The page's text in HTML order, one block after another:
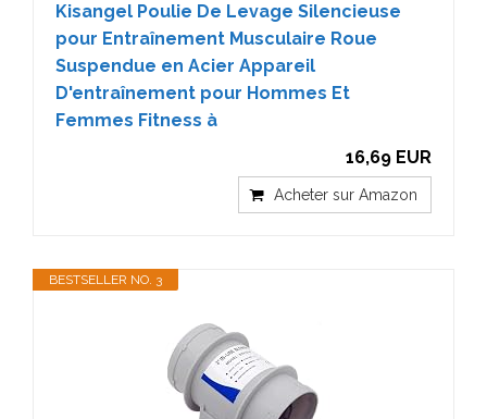
Kisangel Poulie De Levage Silencieuse
pour Entraînement Musculaire Roue
Suspendue en Acier Appareil
D'entraînement pour Hommes Et
Femmes Fitness à
16,69 EUR
Acheter sur Amazon
BESTSELLER NO. 3